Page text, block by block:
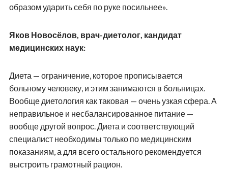
образом ударить себя по руке посильнее».
Яков Новосёлов, врач-диетолог, кандидат
медицинских наук:
Диета — ограничение, которое прописывается
больному человеку, и этим занимаются в больницах.
Вообще диетология как таковая — очень узкая сфера. А
неправильное и несбалансированное питание —
вообще другой вопрос. Диета и соответствующий
специалист необходимы только по медицинским
показаниям, а для всего остального рекомендуется
выстроить грамотный рацион.